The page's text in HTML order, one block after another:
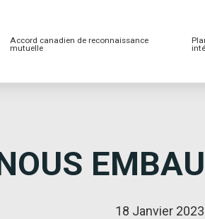
Accord canadien de reconnaissance
mutuelle
18 Janvier 2023